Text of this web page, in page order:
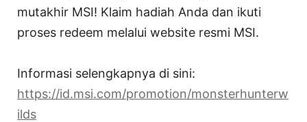
mutakhir MSI! Klaim hadiah Anda dan ikuti
proses redeem melalui website resmi MSI.
Informasi selengkapnya di sini:
https://id.msi.com/promotion/monsterhunterw
ilds